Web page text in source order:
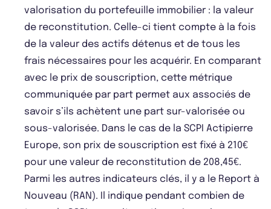
valorisation du portefeuille immobilier : la valeur
de reconstitution. Celle-ci tient compte à la fois
de la valeur des actifs détenus et de tous les
frais nécessaires pour les acquérir. En comparant
avec le prix de souscription, cette métrique
communiquée par part permet aux associés de
savoir s’ils achètent une part sur-valorisée ou
sous-valorisée. Dans le cas de la SCPI Actipierre
Europe, son prix de souscription est fixé à 210€
pour une valeur de reconstitution de 208,45€.
Parmi les autres indicateurs clés, il y a le Report à
Nouveau (RAN). Il indique pendant combien de